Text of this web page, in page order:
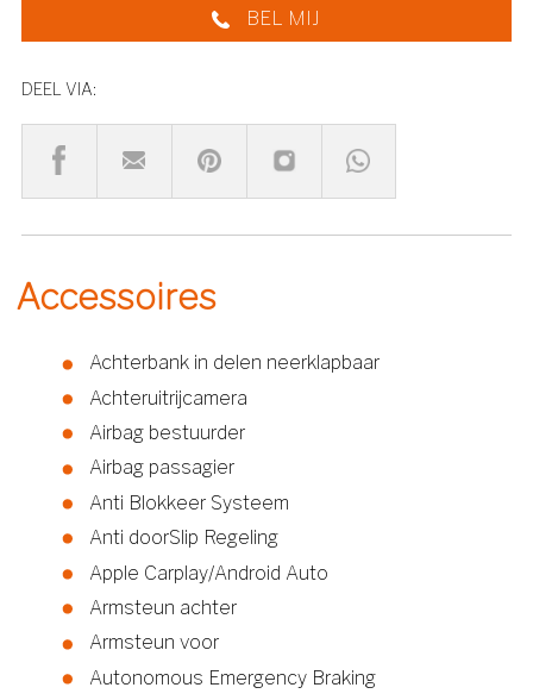
BEL MIJ
DEEL VIA:
Accessoires
Achterbank in delen neerklapbaar
Achteruitrijcamera
Airbag bestuurder
Airbag passagier
Anti Blokkeer Systeem
Anti doorSlip Regeling
Apple Carplay/Android Auto
Armsteun achter
Armsteun voor
Autonomous Emergency Braking